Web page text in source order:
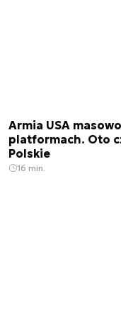
Armia USA
platformach. Oto
Polskie
16 min.